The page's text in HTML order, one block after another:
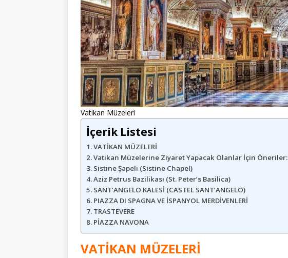
Vatikan Müzeleri
İçerik Listesi
VATİKAN MÜZELERİ
Vatikan Müzelerine Ziyaret Yapacak Olanlar İçin Öneriler:
Sistine Şapeli (Sistine Chapel)
Aziz Petrus Bazilikası (St. Peter’s Basilica)
SANT’ANGELO KALESİ (CASTEL SANT’ANGELO)
PIAZZA DI SPAGNA VE İSPANYOL MERDİVENLERİ
TRASTEVERE
PİAZZA NAVONA
VATİKAN MÜZELERİ